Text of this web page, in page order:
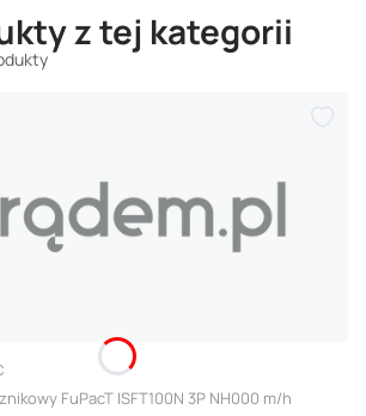
z tej kategorii
FuPacT ISFT100N 3P NH000 m/h